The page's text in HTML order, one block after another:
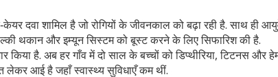
दवा शामिल है जो रोगियों के जीवनकाल को बढ़ा रही है. साथ ही
थकान और इम्यून सिस्टम को बूस्ट करने के लिए सिफारिश की है.
किया है. अब हर गाँव में दो साल के बच्चों को डिप्थीरिया, टिटनस और
लेकर आई है जहाँ स्वास्थ्य सुविधाएँ कम थीं.